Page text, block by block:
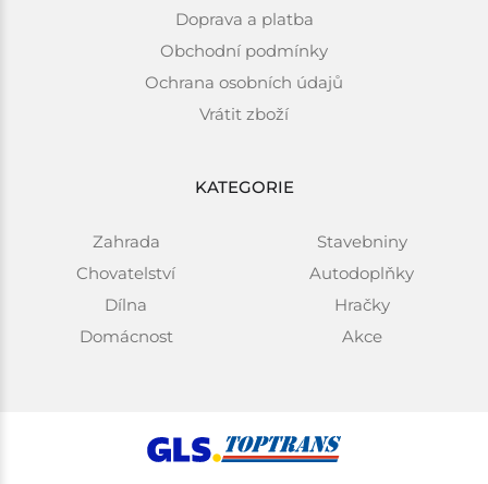
Doprava a platba
Obchodní podmínky
Ochrana osobních údajů
Vrátit zboží
KATEGORIE
Zahrada
Chovatelství
Dílna
Domácnost
Stavebniny
Autodoplňky
Hračky
Akce